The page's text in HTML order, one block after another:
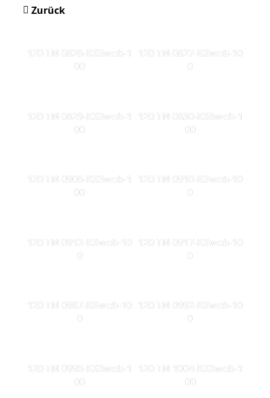
Zurück
120 TN 0826-KS5web-1
00
120 TN 0827-KSweb-10
0
120 TN 0829-KS3web-1
00
120 TN 0830-KS6web-1
00
120 TN 0906-KS3web-1
00
120 TN 0910-KSweb-10
0
120 TN 0912-KSweb-10
0
120 TN 0917-KSweb-10
0
120 TN 0987-KSweb-10
0
120 TN 0992-KSweb-10
0
120 TN 0995-KS3web-1
00
120 TN 1004-KS3web-1
00